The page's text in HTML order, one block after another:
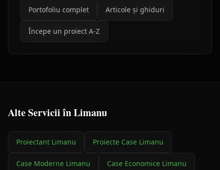
Portofoliu complet Articole și ghiduri
Începe un proiect A-Z
Alte Servicii înLimanu
Proiectant Limanu Proiecte Case Limanu
Case Moderne Limanu Case Economice Limanu